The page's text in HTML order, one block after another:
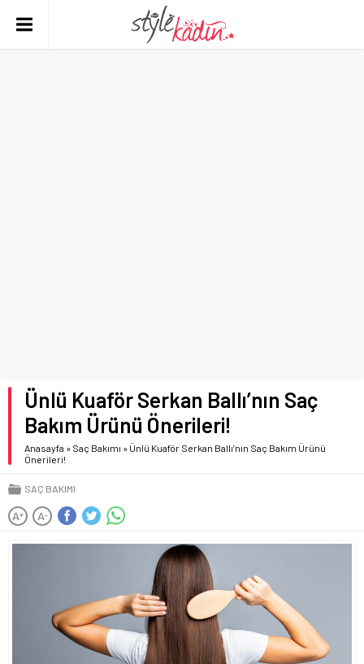
Ünlü Kuaför Serkan Ballı’nın Saç
Bakım Ürünü Önerileri!
Anasayfa » Saç Bakımı » Ünlü Kuaför Serkan Ballı’nın Saç Bakım Ürünü
Önerileri!
SAÇ BAKIMI
A+ A-